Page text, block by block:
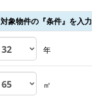
対象物件の『条件』を入力
年
㎡